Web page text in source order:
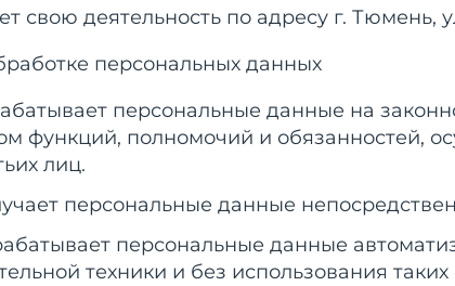
свою деятельность по адресу г. Тюмень,
персональных данных
персональные данные на
функций, полномочий и обязанностей,
лиц.
персональные данные
персональные данные
техники и без использования таких